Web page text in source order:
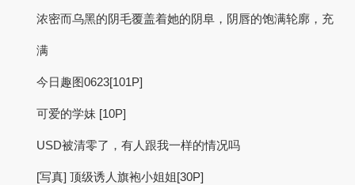
浓密而乌黑的阴毛覆盖着她的阴阜，阴唇的饱满轮廓，充
满
今日趣图0623[101P]
可爱的学妹 [10P]
USD被清零了，有人跟我一样的情况吗
[写真] 顶级诱人旗袍小姐姐[30P]